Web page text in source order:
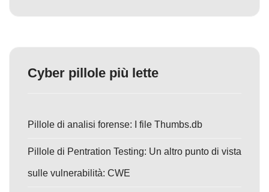
Cyber pillole più lette
Pillole di analisi forense: I file Thumbs.db
Pillole di Pentration Testing: Un altro punto di vista
sulle vulnerabilità: CWE